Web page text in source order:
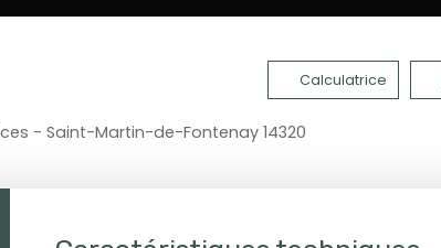
Calculatrice
- Saint-Martin-de-Fontenay 14320